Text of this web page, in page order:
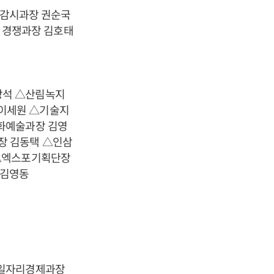
시과장 권순국
쟁과장 김호태
석 △산림녹지
세원 △기술지
술과장 김영
김동택 △인삼
스포기획단장
영동
리경제과장